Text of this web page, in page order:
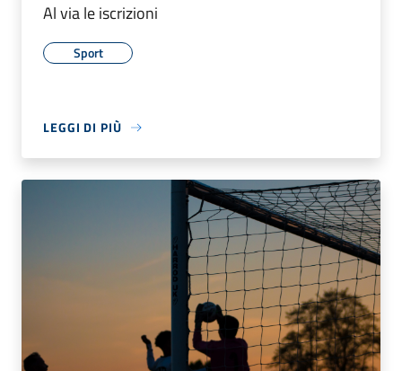
Al via le iscrizioni
Sport
LEGGI DI PIÙ